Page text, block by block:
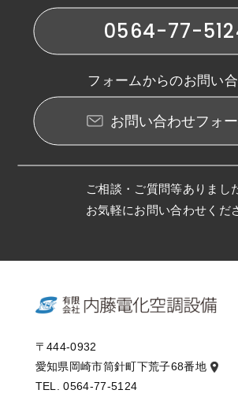
0564-77-
フォームからのお問い
お問い合わせフォ
ご相談・ご質問等ありまし
お気軽にお問い合わせくだ
〒444-0932
愛知県岡崎市筒針町下荒子68番地
TEL. 0564-77-5124